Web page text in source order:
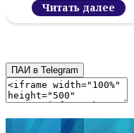
Читать далее
ПАИ в Telegram